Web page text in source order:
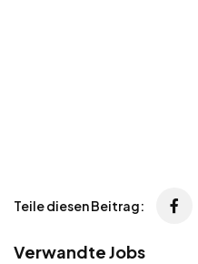
Teile diesen Beitrag:
Verwandte Jobs